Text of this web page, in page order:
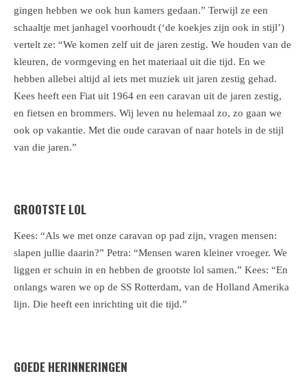
gingen hebben we ook hun kamers gedaan.” Terwijl ze een
schaaltje met janhagel voorhoudt (‘de koekjes zijn ook in stijl’)
vertelt ze: “We komen zelf uit de jaren zestig. We houden van de
kleuren, de vormgeving en het materiaal uit die tijd. En we
hebben allebei altijd al iets met muziek uit jaren zestig gehad.
Kees heeft een Fiat uit 1964 en een caravan uit de jaren zestig,
en fietsen en brommers. Wij leven nu helemaal zo, zo gaan we
ook op vakantie. Met die oude caravan of naar hotels in de stijl
van die jaren.”
GROOTSTE LOL
Kees: “Als we met onze caravan op pad zijn, vragen mensen:
slapen jullie daarin?” Petra: “Mensen waren kleiner vroeger. We
liggen er schuin in en hebben de grootste lol samen.” Kees: “En
onlangs waren we op de SS Rotterdam, van de Holland Amerika
lijn. Die heeft een inrichting uit die tijd.”
GOEDE HERINNERINGEN